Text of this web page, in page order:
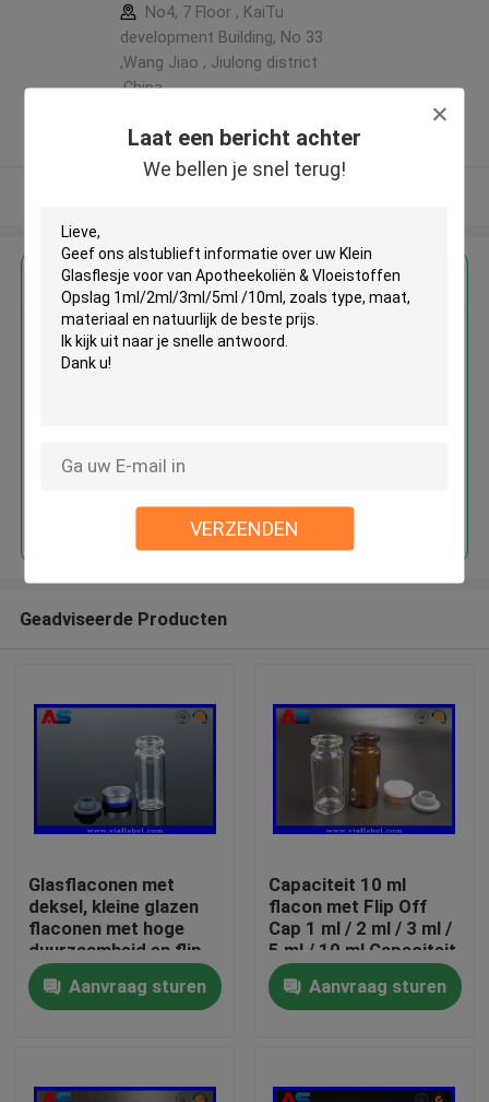
Laat een bericht achter
We bellen je snel terug!
VERZENDEN
Huis
Ongeveer ons
No4, 7 Floor , KaiTu
development Building, No 33
,Wang Jiao , Jiulong district
,China
Geverifieerde Leverancier
Krijg de beste prijs voor
Klein Glasflesje voor van
Doorgaan
Geadviseerde Producten
Glasflaconen met
deksel, kleine glazen
flaconen met hoge
duurzaamheid en flip
off cap
Aanvraag sturen
Capaciteit 10 ml
flacon met Flip Off
Cap 1 ml / 2 ml / 3 ml /
5 ml / 10 ml Capaciteit
Aanvraag sturen